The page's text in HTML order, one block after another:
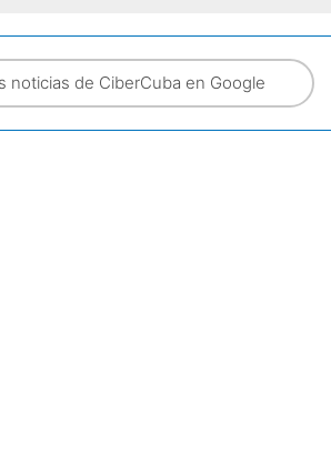
noticias de CiberCuba en Google